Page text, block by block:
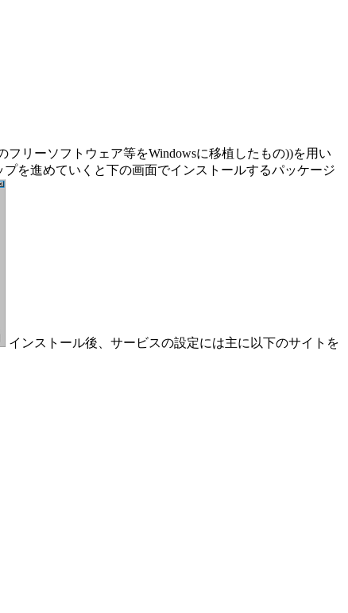
リーソフトウェア等をWindowsに移植したもの))を用い
を進めていくと下の画面でインストールするパッケージ
インストール後、サービスの設定には主に以下のサイトを